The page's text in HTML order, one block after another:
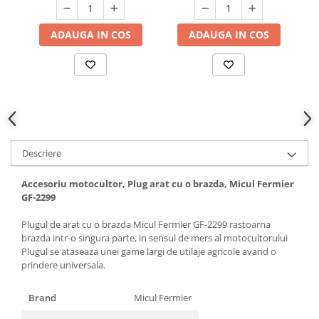
Hote bucatarie
Consumabile
Hote cupolare
Hote incorporabile
Hote insula
Hote telescopice
Hote traditionale
Masini de Spalat Rufe & Uscatoare
Accesorii masini de spalat &
uscatoare
Masini automate de spalat rufe
Masini de spalat rufe cu uscator
Masini de spalat rufe verticale
Uscatoare de rufe
ADAUGA IN COS ADAUGA IN COS
Descriere
Accesoriu motocultor, Plug arat cu o brazda, Micul Fermier
GF-2299
Plugul de arat cu o brazda Micul Fermier GF-2299 rastoarna
brazda intr-o singura parte, in sensul de mers al motocultorului
Plugul se ataseaza unei game largi de utilaje agricole avand o
prindere universala.
Brand
Micul Fermier